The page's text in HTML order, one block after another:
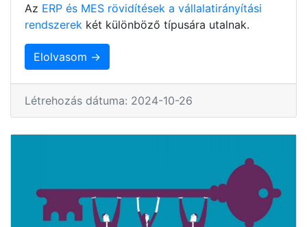
Az ERP és MES rövidítések a vállalatirányítási
rendszerek két különböző típusára utalnak.
Elolvasom →
Létrehozás dátuma: 2024-10-26